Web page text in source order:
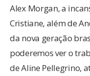
Alex Morgan, a
Cristiane, além de
da nova geração
poderemos ver o
de Aline Pellegrino,